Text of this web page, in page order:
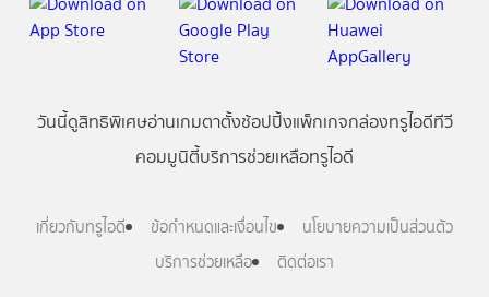
วันนี้ดูสิทธิพิเศษอ่านเกมตาตั้งช้อปปิ้งแพ็กเกจกล่องทรูไอดีทีวี
คอมมูนิตี้บริการช่วยเหลือทรูไอดี
เกี่ยวกับทรูไอดี ข้อกำหนดและเงื่อนไข
นโยบายความเป็นส่วนตัว
บริการช่วยเหลือ
ติดต่อเรา